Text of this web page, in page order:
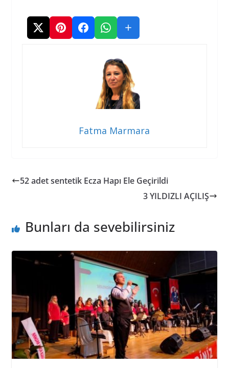
Fatma Marmara
52 adet sentetik Ecza Hapı Ele Geçirildi
3 YILDIZLI AÇILIŞ
Bunları da sevebilirsiniz